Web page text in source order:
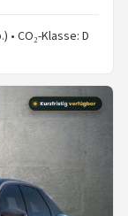
• CO₂-Klasse: D